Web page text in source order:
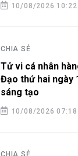
10/08/2026 10:22
CHIA SẺ
Tử vi cá nhân
Đạo thứ hai ngày
sáng tạo
10/08/2026 07:18
CHIA SẺ